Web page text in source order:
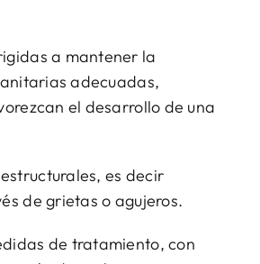
a mantener la
adecuadas,
el desarrollo de una
es decir
de grietas o agujeros.
de tratamiento, con